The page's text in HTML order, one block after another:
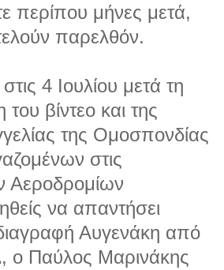
περίπου μήνες μετά,
παρελθόν.
4 Ιουλίου μετά τη
βίντεο και της
της Ομοσπονδίας
στις
Αεροδρομίων
να απαντήσει
Αυγενάκη από
ο Παύλος Μαρινάκης